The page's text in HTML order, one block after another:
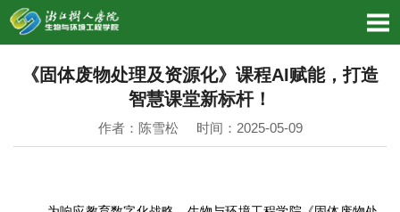
《固体废物处理及资源化》课程AI赋能，打造
智慧课堂新标杆！
作者：陈雪松 时间：2025-05-09